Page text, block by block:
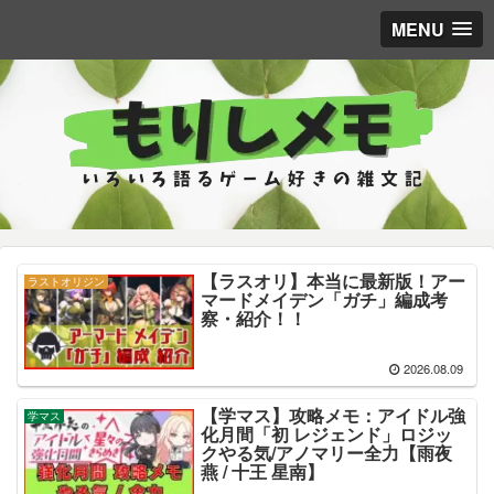
MENU
ラストオリジン 【ラスオリ】本当に最新版！アー
マードメイデン「ガチ」編成考
察・紹介！！
2026.08.09
学マス 【学マス】攻略メモ：アイドル強
化月間「初 レジェンド」ロジッ
クやる気/アノマリー全力【雨夜
燕 / 十王 星南】